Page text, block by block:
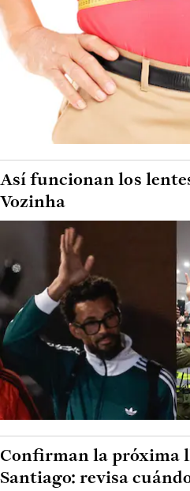
Así funcionan los
Vozinha
Confirman la próxima
Santiago: revisa